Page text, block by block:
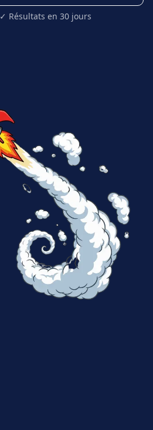
✓ Résultats en 30 jours